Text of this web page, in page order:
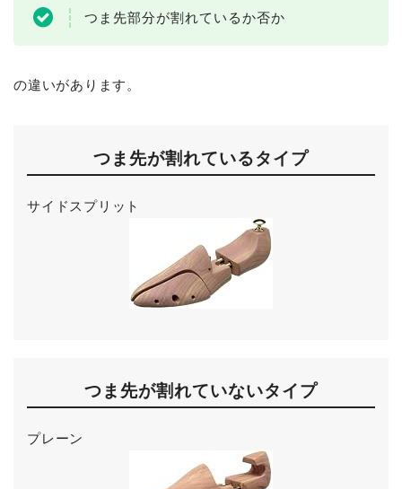
つま先部分が割れているか否か
の違いがあります。
つま先が割れているタイプ
サイドスプリット
つま先が割れていないタイプ
プレーン